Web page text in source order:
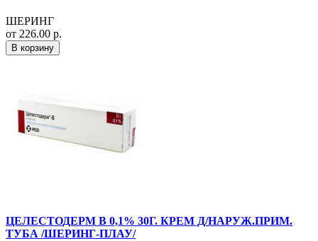
ШЕРИНГ
от 226.00 р.
В корзину
ЦЕЛЕСТОДЕРМ В 0,1% 30Г. КРЕМ Д/НАРУЖ.ПРИМ.
ТУБА /ШЕРИНГ-ПЛАУ/